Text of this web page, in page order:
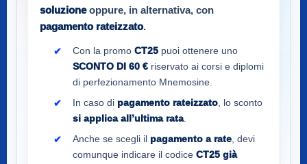
soluzioneoppure, in alternativa, con
pagamento rateizzato.
Con la promo CT25 puoi ottenere uno
SCONTO DI 60 € riservato ai corsi e diplomi
di perfezionamento Mnemosine.
In caso di pagamento rateizzato , lo sconto
si applica all’ultima rata.
Anche se scegli il pagamento a rate , devi
comunque indicare il codice CT25 già